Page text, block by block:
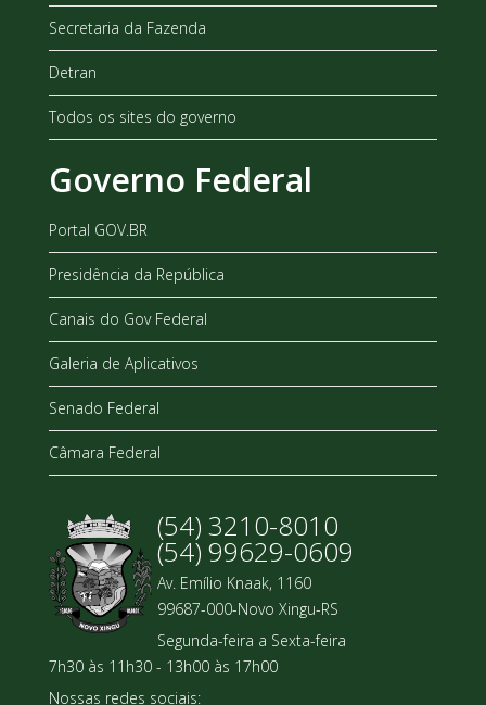
Secretaria da Fazenda
Detran
Todos os sites do governo
Governo Federal
Portal GOV.BR
Presidência da República
Canais do Gov Federal
Galeria de Aplicativos
Senado Federal
Câmara Federal
(54) 3210-8010
(54) 99629-0609
Av. Emílio Knaak, 1160
99687-000-Novo Xingu-RS
Segunda-feira a Sexta-feira
7h30 às 11h30 - 13h00 às 17h00
Nossas redes sociais: